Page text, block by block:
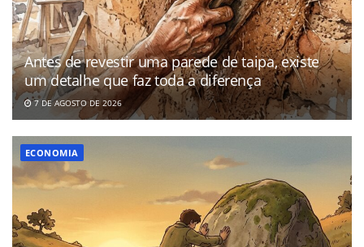
Antes de revestir uma parede de taipa, existe
um detalhe que faz toda a diferença
7 DE AGOSTO DE 2026
ECONOMIA